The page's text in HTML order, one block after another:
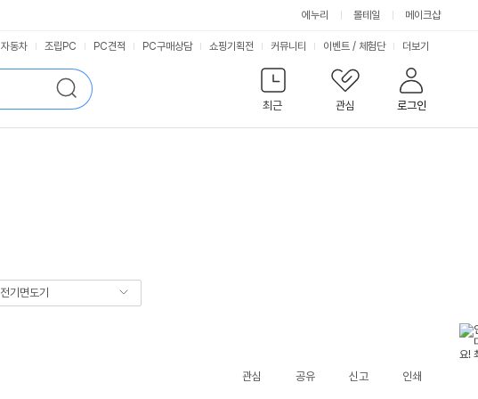
에누리 몰테일 메이크샵
검
색
최근
관심 로그인
자동차 조립PC PC견적 PC구매상담 쇼핑기획전 커뮤니티 이벤트 / 체험단 서
비
스
더보기
전기면도기
관심 공유 신고 인쇄